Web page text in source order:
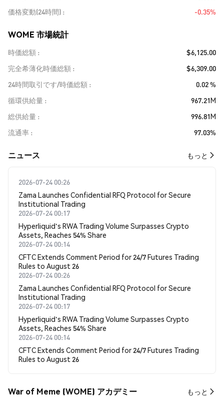
価格変動(24時間)
-0.35%
WOME 市場統計
時価総額
$6,125.00
完全希薄化時価総額
$6,309.00
24時間取引です/時価総額
0.02 %
循環供給量
967.21M
総供給量
996.81M
流通率
97.03%
​​ニュース​​ もっと
2026-07-24 00:26
Zama Launches Confidential RFQ Protocol for Secure
Institutional Trading
2026-07-24 00:17
Hyperliquid's RWA Trading Volume Surpasses Crypto
Assets, Reaches 54% Share
2026-07-24 00:14
CFTC Extends Comment Period for 24/7 Futures Trading
Rules to August 26
2026-07-24 00:26
Zama Launches Confidential RFQ Protocol for Secure
Institutional Trading
2026-07-24 00:17
Hyperliquid's RWA Trading Volume Surpasses Crypto
Assets, Reaches 54% Share
2026-07-24 00:14
CFTC Extends Comment Period for 24/7 Futures Trading
Rules to August 26
War of Meme (WOME) アカデミー もっと